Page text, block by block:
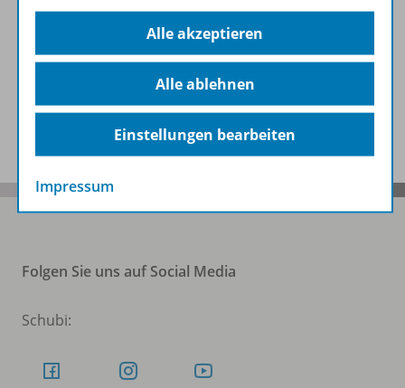
Auch in Paketen erhältlich
Benachrichtigungs-Service
Folgen Sie uns auf Social Media
Schubi:
Alle akzeptieren
Alle ablehnen
Einstellungen bearbeiten
Impressum